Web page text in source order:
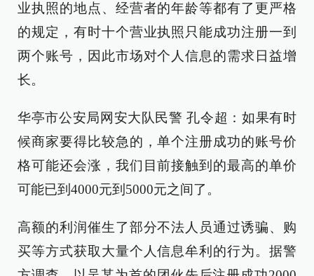
业执照的地点、经营者的年龄等都有了更严格
的规定，有时十个营业执照只能成功注册一到
两个账号，因此市场对个人信息的需求日益增
长。
华亭市公安局网安大队民警 孔令超：如果有时
候商家要得比较急的，单个注册成功的账号价
格可能还会涨，我们目前接触到的最高的单价
可能已到4000元到5000元之间了。
高额的利润催生了部分不法人员通过诱骗、购
买等方式获取大量个人信息牟利的行为。据警